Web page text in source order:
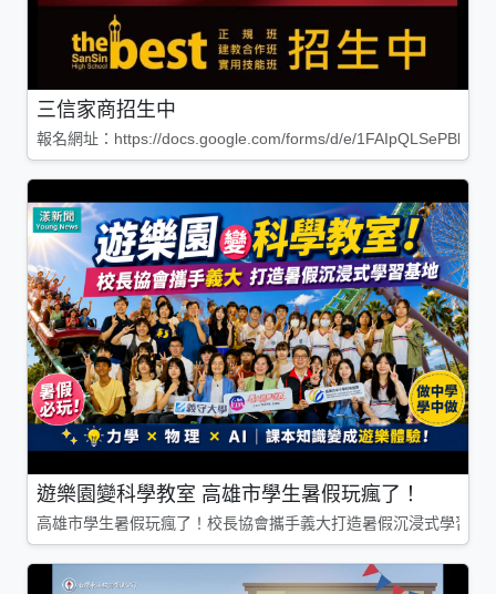
三信家商招生中
報名網址：https://docs.google.com/forms/d/e/
遊樂園變科學教室 高雄市學生暑假玩瘋了！
高雄市學生暑假玩瘋了！校長協會攜手義大打造暑假沉浸式學習基